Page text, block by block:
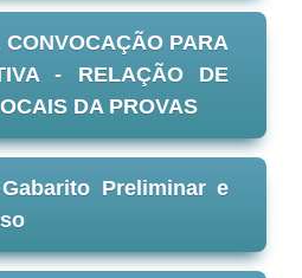
PARA
- RELAÇÃO DE
DA PROVAS
Preliminar e